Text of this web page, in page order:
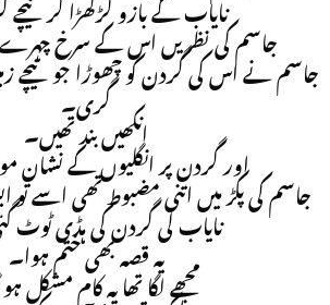
نایاب کے بازو لڑکھڑا کر
جاسم کی نظریں اس کے سرخ چہرے
جاسم نے اس کی گردن کو چھوڑا جو نیچے
گری۔
انکھیں بند تھیں۔
اور گردن پر انگلیوں کے نشان
جاسم کی پکڑ میں اتنی مضبوط تھی اسے تو
نایاب لی گردن کی ہڈی ٹوٹ
یہ قصہ بھی ختم ہوا۔
مجھے لگا تھا یہ کام مشکل